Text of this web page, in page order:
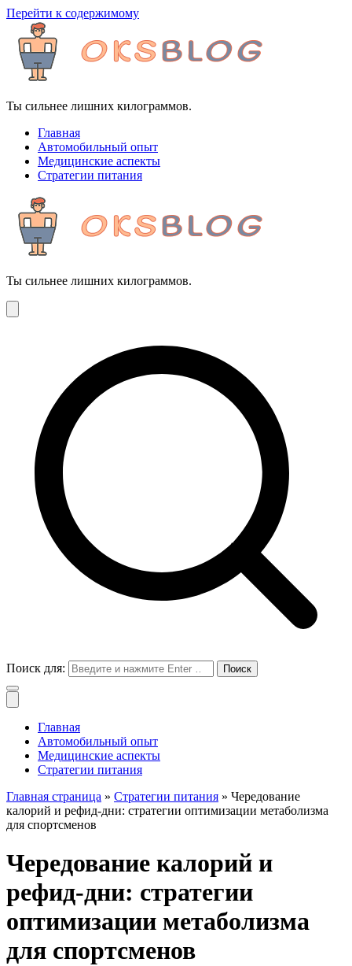
Перейти к содержимому
Ты сильнее лишних килограммов.
Главная
Автомобильный опыт
Медицинские аспекты
Стратегии питания
Ты сильнее лишних килограммов.
Поиск для:
Главная
Автомобильный опыт
Медицинские аспекты
Стратегии питания
Главная страница » Стратегии питания » Чередование
калорий и рефид-дни: стратегии оптимизации метаболизма
для спортсменов
Чередование калорий и
рефид-дни: стратегии
оптимизации метаболизма
для спортсменов